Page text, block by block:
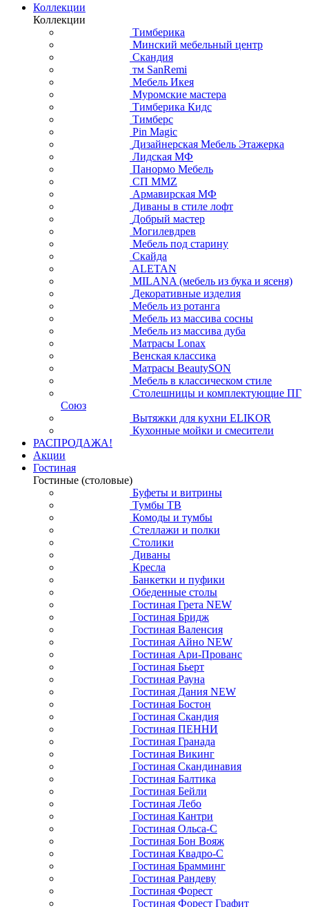
Коллекции
Коллекции
Тимберика
Минский мебельный центр
Скандия
тм SanRemi
Мебель Икея
Муромские мастера
Тимберика Кидс
Тимберс
Pin Magic
Дизайнерская Мебель Этажерка
Лидская МФ
Панормо Мебель
СП ММZ
Армавирская МФ
Диваны в стиле лофт
Добрый мастер
Могилевдрев
Мебель под старину
Скайда
ALETAN
MILANA (мебель из бука и ясеня)
Декоративные изделия
Мебель из ротанга
Мебель из массива сосны
Мебель из массива дуба
Матрасы Lonax
Венская классика
Матрасы BeautySON
Мебель в классическом стиле
Столешницы и комплектующие ПГ
Союз
Вытяжки для кухни ELIKOR
Кухонные мойки и смесители
РАСПРОДАЖА!
Акции
Гостиная
Гостиные (столовые)
Буфеты и витрины
Тумбы ТВ
Комоды и тумбы
Стеллажи и полки
Столики
Диваны
Кресла
Банкетки и пуфики
Обеденные столы
Гостиная Грета NEW
Гостиная Бридж
Гостиная Валенсия
Гостиная Айно NEW
Гостиная Ари-Прованс
Гостиная Бьерт
Гостиная Рауна
Гостиная Дания NEW
Гостиная Бостон
Гостиная Скандия
Гостиная ПЕННИ
Гостиная Гранада
Гостиная Викинг
Гостиная Скандинавия
Гостиная Балтика
Гостиная Бейли
Гостиная Лебо
Гостиная Кантри
Гостиная Ольса-С
Гостиная Бон Вояж
Гостиная Квадро-С
Гостиная Брамминг
Гостиная Рандеву
Гостиная Форест
Гостиная Форест Графит